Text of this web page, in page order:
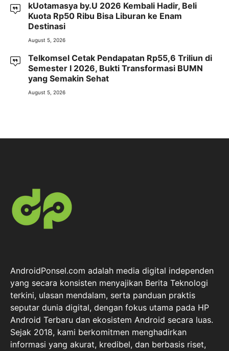
kUotamasya by.U 2026 Kembali Hadir, Beli
Kuota Rp50 Ribu Bisa Liburan ke Enam
Destinasi
August 5, 2026
Telkomsel Cetak Pendapatan Rp55,6 Triliun di
Semester I 2026, Bukti Transformasi BUMN
yang Semakin Sehat
August 5, 2026
AndroidPonsel.com adalah media digital independen
yang secara konsisten menyajikan Berita Teknologi
terkini, ulasan mendalam, serta panduan praktis
seputar dunia digital, dengan fokus utama pada HP
Android Terbaru dan ekosistem Android secara luas.
Sejak 2018, kami berkomitmen menghadirkan
informasi yang akurat, kredibel, dan berbasis riset,